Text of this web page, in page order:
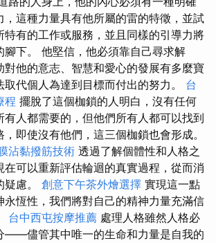
，這種力量具有他所屬的雷的特徵，並試
特有的工作或服務，並且同樣的引導力將
腳下。 他堅信，他必須靠自己尋求解
對他的意志、智慧和愛心的發展有多麼寶
代個人為達到目標而付出的努力。 台
程 擺脫了這個枷鎖的人明白，沒有任何
有人都需要的，但他們所有人都可以找到
即使沒有他們，這三個枷鎖也會形成。
沾黏撥筋技術 透過了解個體性和人格之
在可以重新評估輪迴的真實過程，從而消
慮。 創意下午茶外燴選擇 實現這一點
永恆性，我們將對自己的精神力量充滿信
台中西屯按摩推薦 處理人格雖然人格必
——儘管其中唯一的生命和力量是自我的